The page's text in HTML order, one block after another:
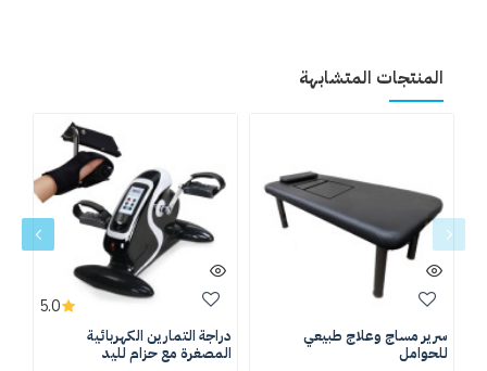
المنتجات المتشابهة
سرير مساج وعلاج طبيعي
للحوامل
دراجة التمارين الكهربائية
المصغرة مع حزام لليد
5.0